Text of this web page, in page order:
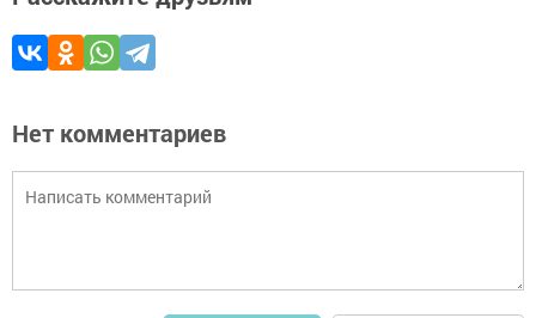
Нет комментариев